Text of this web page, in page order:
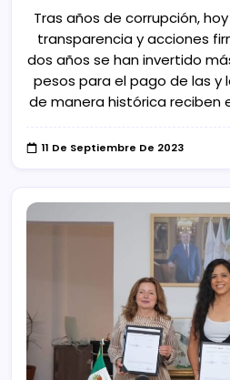
Tras años de corrupción,
transparencia y acciones
dos años se han invertido
pesos para el pago de las y
de manera histórica reciben
11 De Septiembre De 2023